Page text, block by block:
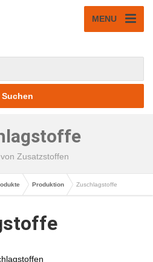
MENU
Zusatzstoffen
Produktion Zuschlagstoffe